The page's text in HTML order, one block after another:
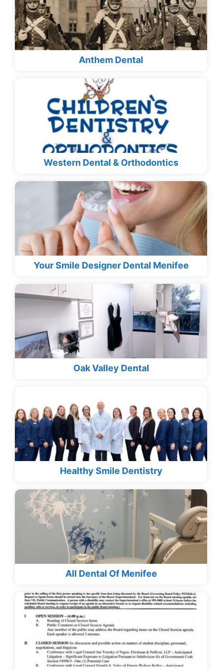
Anthem Dental
Western Dental & Orthodontics
Your Smile Designer Dental Menifee
Oak Valley Dental
Healthy Smile Dentistry
All Dental Of Menifee